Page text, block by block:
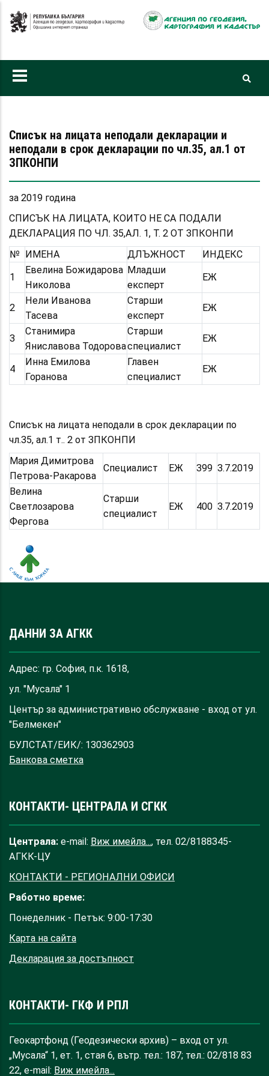
към
Списък на лицата неподали декларации и
неподали в срок декларации по чл.35, ал.1 от
ЗПКОНПИ
за 2019 година
СПИСЪК НА ЛИЦАТА, КОИТО НЕ СА ПОДАЛИ
ДЕКЛАРАЦИЯ ПО ЧЛ. 35,АЛ. 1, Т. 2 ОТ ЗПКОНПИ
№
ИМЕНА ДЛЪЖНОСТ
ИНДЕКС
1
Евелина Божидарова
Николова
Младши
експерт
ЕЖ
2
Нели Иванова
Тасева
Старши
експерт
ЕЖ
3
Станимира
Яниславова Тодорова
Старши
специалист
ЕЖ
4
Инна Емилова
Горанова
Главен
специалист
ЕЖ
Списък на лицата неподали в срок декларации по
чл.35, ал.1 т.. 2 от ЗПКОНПИ
Мария Димитрова
Петрова-Ракарова
Специалист ЕЖ 399 3.7.2019
Велина
Светлозарова
Фергова
Старши
специалист
ЕЖ 400 3.7.2019
ДАННИ ЗА АГКК
Адрес: гр. София, п.к. 1618,
ул. "Мусала" 1
Център за административно обслужване - вход от ул.
"Белмекен"
БУЛСТАТ/ЕИК/: 130362903
Банкова сметка
КОНТАКТИ- ЦЕНТРАЛА И СГКК
Централа: e-mail: Виж имейла..., тел. 02/8188345-
АГКК-ЦУ
КОНТАКТИ - РЕГИОНАЛНИ ОФИСИ
Работно време:
Понеделник - Петък: 9:00-17:30
Карта на сайта
Декларация за достъпност
КОНТАКТИ- ГКФ И РПЛ
Геокартфонд (Геодезически архив) – вход от ул.
„Мусала“ 1, ет. 1, стая 6, вътр. тел.: 187; тел.: 02/818 83
22, e-mail: Виж имейла...